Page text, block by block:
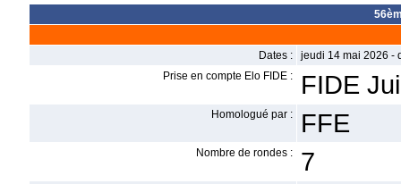
Dates :
jeudi 14 mai 2026 -
Prise en compte Elo FIDE :
FIDE
Homologué par : FFE
Nombre de rondes : 7